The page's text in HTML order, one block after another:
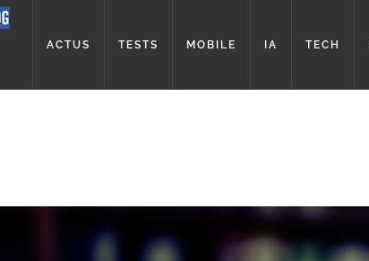
ACTUS TESTS MOBILE IA TECH